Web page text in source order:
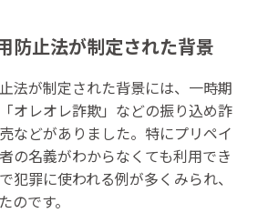
防止法が制定された背景
法が制定された背景には、一時期
オレオレ詐欺」などの振り込め詐
などがありました。特にプリペイ
の名義がわからなくても利用でき
犯罪に使われる例が多くみられ、
のです。